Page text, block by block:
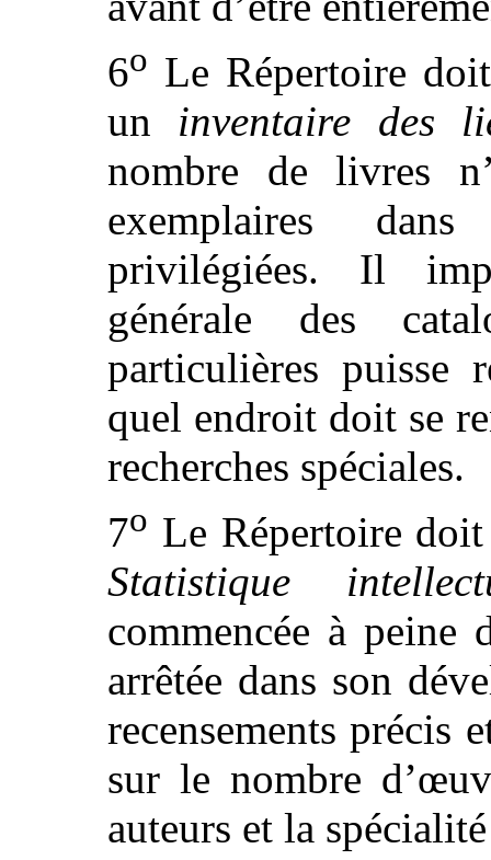
6o Le Répertoire
un inventaire des
nombre de livres
exemplaires
privilégiées. Il
générale des
particulières puisse
quel endroit doit se
recherches spéciales.
7o Le Répertoire
Statistique
commencée à peine
arrêtée dans son
recensements précis
sur le nombre
auteurs et la